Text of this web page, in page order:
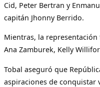
Cid, Peter Bertran y
capitán Jhonny Berrido.
Mientras, la
Ana Zamburek, Kelly
Tobal aseguró que
aspiraciones de conquistar